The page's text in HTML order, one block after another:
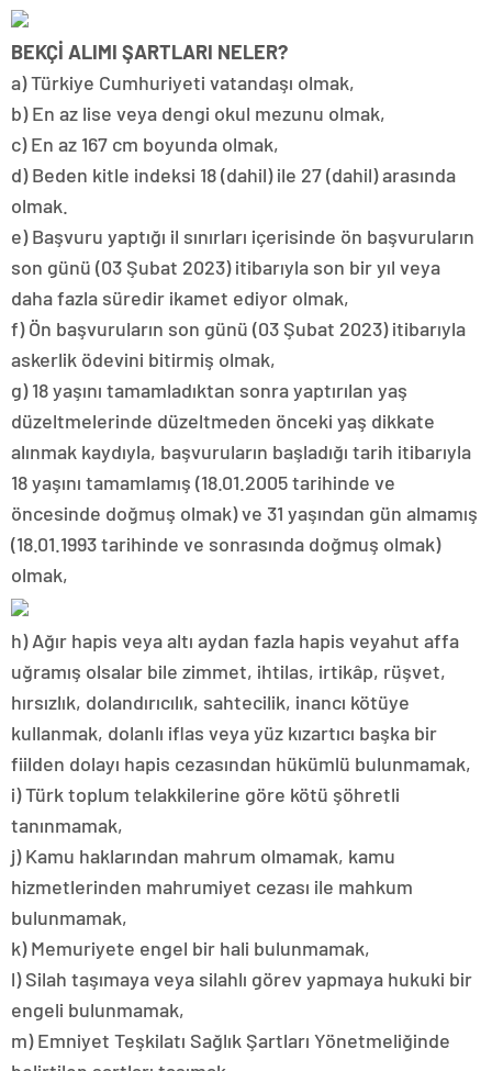
BEKÇİ ALIMI ŞARTLARI NELER?
a) Türkiye Cumhuriyeti vatandaşı olmak,
b) En az lise veya dengi okul mezunu olmak,
c) En az 167 cm boyunda olmak,
d) Beden kitle indeksi 18 (dahil) ile 27 (dahil) arasında
olmak.
e) Başvuru yaptığı il sınırları içerisinde ön başvuruların
son günü (03 Şubat 2023) itibarıyla son bir yıl veya
daha fazla süredir ikamet ediyor olmak,
f) Ön başvuruların son günü (03 Şubat 2023) itibarıyla
askerlik ödevini bitirmiş olmak,
g) 18 yaşını tamamladıktan sonra yaptırılan yaş
düzeltmelerinde düzeltmeden önceki yaş dikkate
alınmak kaydıyla, başvuruların başladığı tarih itibarıyla
18 yaşını tamamlamış (18.01.2005 tarihinde ve
öncesinde doğmuş olmak) ve 31 yaşından gün almamış
(18.01.1993 tarihinde ve sonrasında doğmuş olmak)
olmak,
h) Ağır hapis veya altı aydan fazla hapis veyahut affa
uğramış olsalar bile zimmet, ihtilas, irtikâp, rüşvet,
hırsızlık, dolandırıcılık, sahtecilik, inancı kötüye
kullanmak, dolanlı iflas veya yüz kızartıcı başka bir
fiilden dolayı hapis cezasından hükümlü bulunmamak,
i) Türk toplum telakkilerine göre kötü şöhretli
tanınmamak,
j) Kamu haklarından mahrum olmamak, kamu
hizmetlerinden mahrumiyet cezası ile mahkum
bulunmamak,
k) Memuriyete engel bir hali bulunmamak,
l) Silah taşımaya veya silahlı görev yapmaya hukuki bir
engeli bulunmamak,
m) Emniyet Teşkilatı Sağlık Şartları Yönetmeliğinde